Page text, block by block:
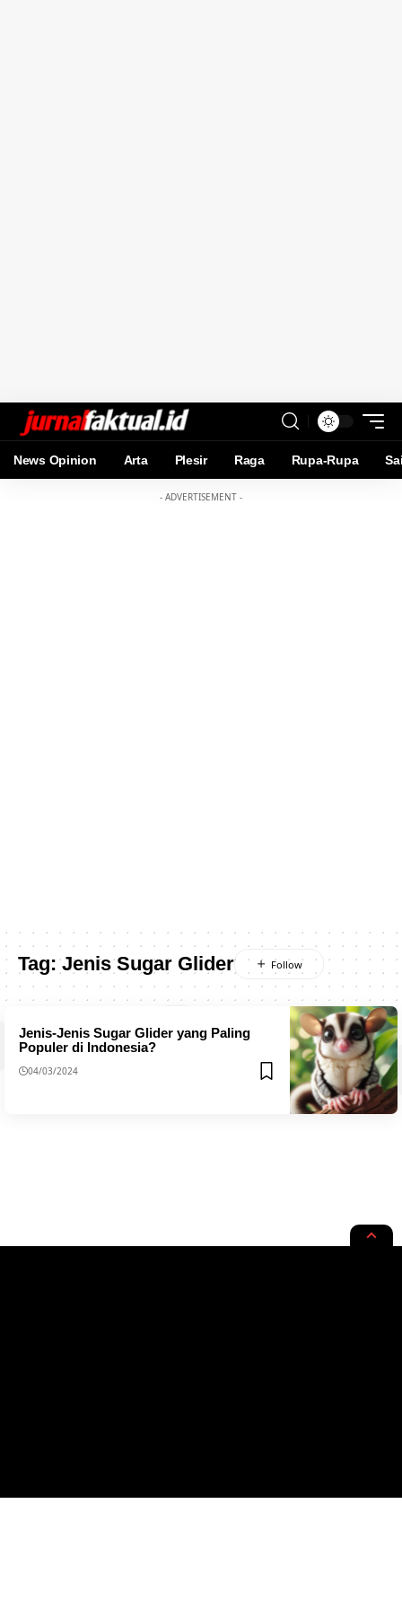
News Opinion Arta Plesir Raga Rupa-Rupa
- ADVERTISEMENT -
Tag:Jenis Sugar Glider
Jenis-Jenis Sugar Glider yang Paling
Populer di Indonesia?
04/03/2024